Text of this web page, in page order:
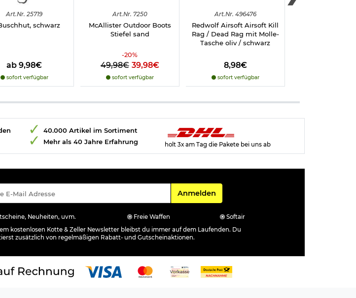
Art.Nr. 25719
schwarz
ab 9,98€
sofort verfügbar
Art.Nr. 7250
McAllister Outdoor Boots
Stiefel sand
-20%
49,98€ 39,98€
sofort verfügbar
Art.Nr. 496476
Redwolf Airsoft Airsoft Kill
Rag / Dead Rag mit Molle-
Tasche oliv / schwarz
8,98€
sofort verfügbar
40.000 Artikel im Sortiment
Mehr als 40 Jahre Erfahrung
holt 3x am Tag die Pakete bei uns ab
Für den Newsletter
Anmelden
Neuheiten, uvm. Freie Waffen
Softair
kostenlosen Kotte & Zeller Newsletter bleibst du immer auf dem Laufenden. Du
zusätzlich von regelmäßigen Rabatt- und Gutscheinaktionen.